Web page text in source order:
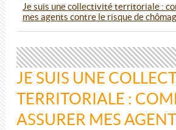
Je suis une collectivité territoriale :
mes agents contre le risque de
JE SUIS UNE
TERRITORIALE :
ASSURER MES